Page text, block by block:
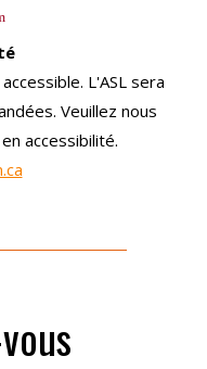
L'ASL sera
Veuillez nous
accessibilité.